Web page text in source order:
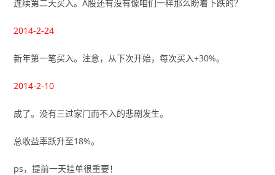
连续第二天买入。A股还有没有像咱们一样那么盼着下跌的？
2014-2-24
新年第一笔买入。注意，从下次开始，每次买入+30%。
2014-2-10
成了。没有三过家门而不入的悲剧发生。
总收益率跃升至18%。
ps，提前一天挂单很重要！